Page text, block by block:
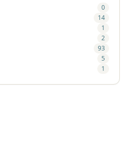
0
14
1
2
93
5
1